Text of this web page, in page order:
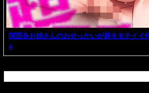
関西弁お姉さんのおせっかいが超キモチイイ
4